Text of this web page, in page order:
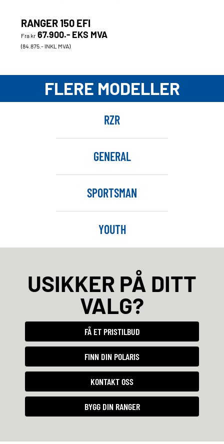
RANGER 150 EFI
Fra kr 67.900.- EKS MVA
(84.875.- INKL MVA)
FLERE MODELLER
RZR
GENERAL
SPORTSMAN
YOUTH
USIKKER PÅ DITT
VALG?
FÅ ET PRISTILBUD
FINN DIN POLARIS
KONTAKT OSS
BYGG DIN RANGER